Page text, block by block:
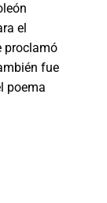
el
proclamó
fue
poema